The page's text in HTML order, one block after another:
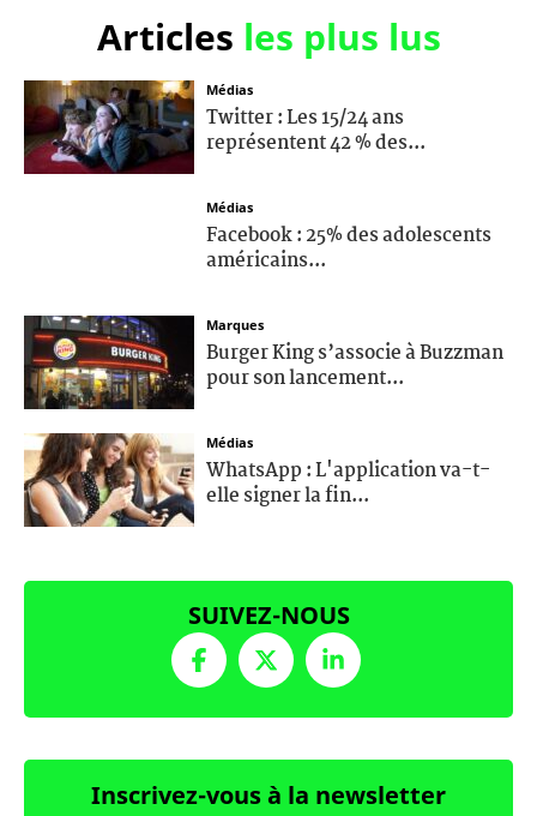
Articles les plus lus
Médias
Twitter : Les 15/24 ans
représentent 42 % des...
Médias
Facebook : 25% des adolescents
américains...
Marques
Burger King s’associe à Buzzman
pour son lancement...
Médias
WhatsApp : L'application va-t-
elle signer la fin...
SUIVEZ-NOUS
Inscrivez-vous à la newsletter